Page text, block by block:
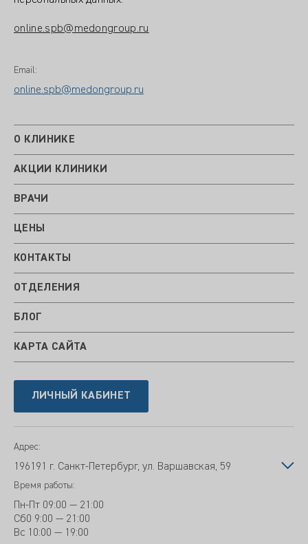
online.spb@medongroup.ru
Email:
online.spb@medongroup.ru
О КЛИНИКЕ
АКЦИИ КЛИНИКИ
ВРАЧИ
ЦЕНЫ
КОНТАКТЫ
ОТДЕЛЕНИЯ
БЛОГ
КАРТА САЙТА
ЛИЧНЫЙ КАБИНЕТ
Адрес:
196191 г. Санкт-Петербург, ул. Варшавская, 59
Время работы:
Пн-Пт 09:00 — 21:00
Сб0 9:00 — 21:00
Вс 10:00 — 19:00